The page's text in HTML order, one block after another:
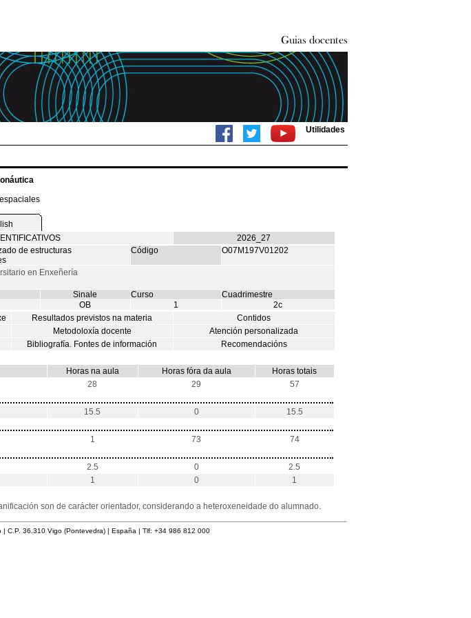
Utilidades
2026_27
de estructuras
Código O07M197V01202
en Enxeñería
Sinale Curso
Cuadrimestre
OB 1
2c
Resultados previstos na materia
Contidos
Metodoloxía docente
Atención personalizada
Bibliografía. Fontes de información
Recomendacións
Horas na aula
Horas fóra da aula
Horas totais
28 29 57
15.5 0 15.5
1 73 74
2.5 0
2.5
1 0 1
son de carácter orientador, considerando a heteroxeneidade do alumnado.
36.310 Vigo (Pontevedra) | España | Tlf: +34 986 812 000